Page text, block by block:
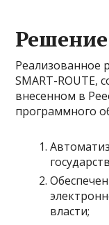
Решение
Реализованное
SMART-ROUTE,
внесенном в
программного
власти;